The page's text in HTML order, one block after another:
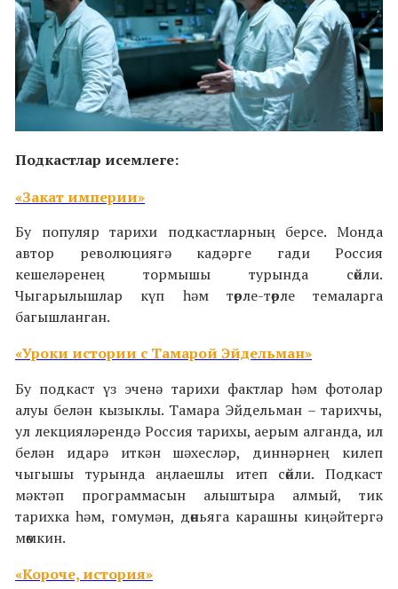
Подкастлар исемлеге:
«Закат империи»
Бу популяр тарихи подкастларның берсе. Монда
автор революциягә кадәрге гади Россия
кешеләренең тормышы турында сөйли.
Чыгарылышлар күп һәм төрле-төрле темаларга
багышланган.
«Уроки истории с Тамарой Эйдельман»
Бу подкаст үз эченә тарихи фактлар һәм фотолар
алуы белән кызыклы. Тамара Эйдельман – тарихчы,
ул лекцияләрендә Россия тарихы, аерым алганда, ил
белән идарә иткән шәхесләр, диннәрнең килеп
чыгышы турында аңлаешлы итеп сөйли. Подкаст
мәктәп программасын алыштыра алмый, тик
тарихка һәм, гомумән, дөньяга карашны киңәйтергә
мөмкин.
«Короче, история»